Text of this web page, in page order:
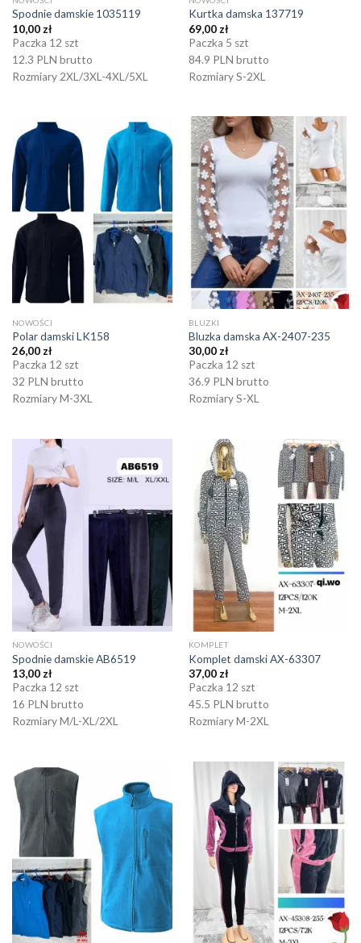
Spodnie damskie 1035119
10,00 zł
Paczka 12 szt
12.3 PLN brutto
Rozmiary 2XL/3XL-4XL/5XL
Kurtka damska 137719
69,00 zł
Paczka 5 szt
84.9 PLN brutto
Rozmiary S-2XL
NOWOŚCI
Polar damski LK158
26,00zł
Paczka 12 szt
32 PLN brutto
Rozmiary M-3XL
BLUZKI
Bluzka damska AX-2407-235
30,00zł
Paczka 12 szt
36.9 PLN brutto
Rozmiary S-XL
NOWOŚCI
Spodnie damskie AB6519
13,00 zł
Paczka 12 szt
16 PLN brutto
Rozmiary M/L-XL/2XL
KOMPLET
Komplet damski AX-63307
37,00 zł
Paczka 12 szt
45.5 PLN brutto
Rozmiary M-2XL